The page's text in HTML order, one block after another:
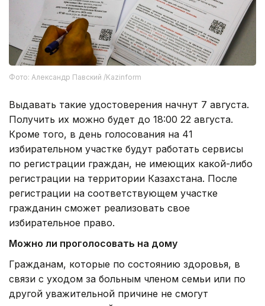
Фото: Александр Павский /Kazinform
Выдавать такие удостоверения начнут 7 августа.
Получить их можно будет до 18:00 22 августа.
Кроме того, в день голосования на 41
избирательном участке будут работать сервисы
по регистрации граждан, не имеющих какой-либо
регистрации на территории Казахстана. После
регистрации на соответствующем участке
гражданин сможет реализовать свое
избирательное право.
Можно ли проголосовать на дому
Гражданам, которые по состоянию здоровья, в
связи с уходом за больным членом семьи или по
другой уважительной причине не смогут